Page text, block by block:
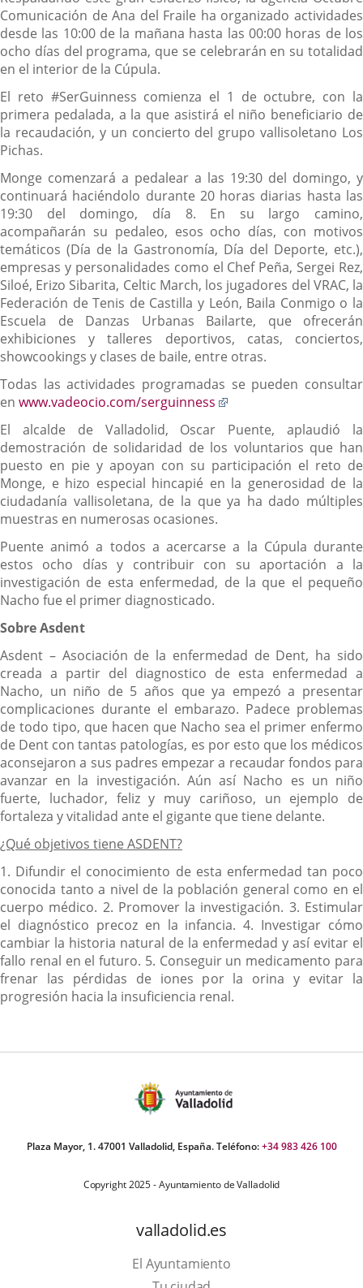
Comunicación de Ana del Fraile ha organizado actividades
desde las 10:00 de la mañana hasta las 00:00 horas de los
ocho días del programa, que se celebrarán en su totalidad
en el interior de la Cúpula.
El reto #SerGuinness comienza el 1 de octubre, con la
primera pedalada, a la que asistirá el niño beneficiario de
la recaudación, y un concierto del grupo vallisoletano Los
Pichas.
Monge comenzará a pedalear a las 19:30 del domingo, y
continuará haciéndolo durante 20 horas diarias hasta las
19:30 del domingo, día 8. En su largo camino,
acompañarán su pedaleo, esos ocho días, con motivos
temáticos (Día de la Gastronomía, Día del Deporte, etc.),
empresas y personalidades como el Chef Peña, Sergei Rez,
Siloé, Erizo Sibarita, Celtic March, los jugadores del VRAC, la
Federación de Tenis de Castilla y León, Baila Conmigo o la
Escuela de Danzas Urbanas Bailarte, que ofrecerán
exhibiciones y talleres deportivos, catas, conciertos,
showcookings y clases de baile, entre otras.
Todas las actividades programadas se pueden consultar
en www.vadeocio.com/serguinness
una
aplicación
externa.
El alcalde de Valladolid, Oscar Puente, aplaudió la
demostración de solidaridad de los voluntarios que han
puesto en pie y apoyan con su participación el reto de
Monge, e hizo especial hincapié en la generosidad de la
ciudadanía vallisoletana, de la que ya ha dado múltiples
muestras en numerosas ocasiones.
Puente animó a todos a acercarse a la Cúpula durante
estos ocho días y contribuir con su aportación a la
investigación de esta enfermedad, de la que el pequeño
Nacho fue el primer diagnosticado.
Sobre Asdent
Asdent – Asociación de la enfermedad de Dent, ha sido
creada a partir del diagnostico de esta enfermedad a
Nacho, un niño de 5 años que ya empezó a presentar
complicaciones durante el embarazo. Padece problemas
de todo tipo, que hacen que Nacho sea el primer enfermo
de Dent con tantas patologías, es por esto que los médicos
aconsejaron a sus padres empezar a recaudar fondos para
avanzar en la investigación. Aún así Nacho es un niño
fuerte, luchador, feliz y muy cariñoso, un ejemplo de
fortaleza y vitalidad ante el gigante que tiene delante.
¿Qué objetivos tiene ASDENT?
1. Difundir el conocimiento de esta enfermedad tan poco
conocida tanto a nivel de la población general como en el
cuerpo médico. 2. Promover la investigación. 3. Estimular
el diagnóstico precoz en la infancia. 4. Investigar cómo
cambiar la historia natural de la enfermedad y así evitar el
fallo renal en el futuro. 5. Conseguir un medicamento para
frenar las pérdidas de iones por la orina y evitar la
progresión hacia la insuficiencia renal.
Plaza Mayor, 1. 47001 Valladolid, España. Teléfono:+34 983 426 100
Copyright 2025 - Ayuntamiento de Valladolid
valladolid.es
El Ayuntamiento